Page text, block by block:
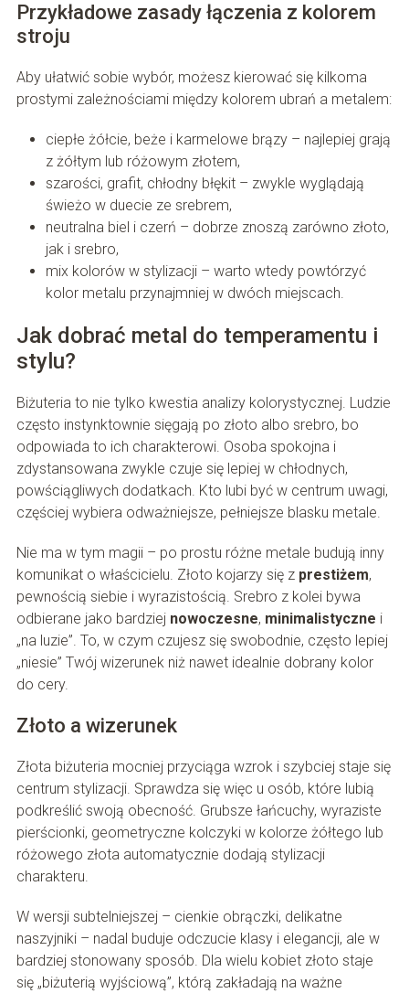
Przykładowe zasady łączenia z kolorem
stroju
Aby ułatwić sobie wybór, możesz kierować się kilkoma
prostymi zależnościami między kolorem ubrań a metalem:
ciepłe żółcie, beże i karmelowe brązy – najlepiej grają
z żółtym lub różowym złotem,
szarości, grafit, chłodny błękit – zwykle wyglądają
świeżo w duecie ze srebrem,
neutralna biel i czerń – dobrze znoszą zarówno złoto,
jak i srebro,
mix kolorów w stylizacji – warto wtedy powtórzyć
kolor metalu przynajmniej w dwóch miejscach.
Jak dobrać metal do temperamentu i
stylu?
Biżuteria to nie tylko kwestia analizy kolorystycznej. Ludzie
często instynktownie sięgają po złoto albo srebro, bo
odpowiada to ich charakterowi. Osoba spokojna i
zdystansowana zwykle czuje się lepiej w chłodnych,
powściągliwych dodatkach. Kto lubi być w centrum uwagi,
częściej wybiera odważniejsze, pełniejsze blasku metale.
Nie ma w tym magii – po prostu różne metale budują inny
komunikat o właścicielu. Złoto kojarzy się z prestiżem,
pewnością siebie i wyrazistością. Srebro z kolei bywa
odbierane jako bardziej nowoczesne, minimalistyczne i
„na luzie”. To, w czym czujesz się swobodnie, często lepiej
„niesie” Twój wizerunek niż nawet idealnie dobrany kolor
do cery.
Złoto a wizerunek
Złota biżuteria mocniej przyciąga wzrok i szybciej staje się
centrum stylizacji. Sprawdza się więc u osób, które lubią
podkreślić swoją obecność. Grubsze łańcuchy, wyraziste
pierścionki, geometryczne kolczyki w kolorze żółtego lub
różowego złota automatycznie dodają stylizacji
charakteru.
W wersji subtelniejszej – cienkie obrączki, delikatne
naszyjniki – nadal buduje odczucie klasy i elegancji, ale w
bardziej stonowany sposób. Dla wielu kobiet złoto staje
się „biżuterią wyjściową”, którą zakładają na ważne